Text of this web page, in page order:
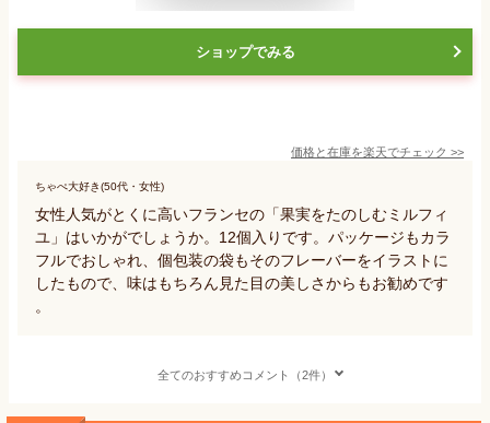
ショップでみる
価格と在庫を楽天でチェック >>
ちゃぺ大好き(50代・女性)
女性人気がとくに高いフランセの「果実をたのしむミルフィ
ユ」はいかがでしょうか。12個入りです。パッケージもカラ
フルでおしゃれ、個包装の袋もそのフレーバーをイラストに
したもので、味はもちろん見た目の美しさからもお勧めです
。
全てのおすすめコメント（2件）